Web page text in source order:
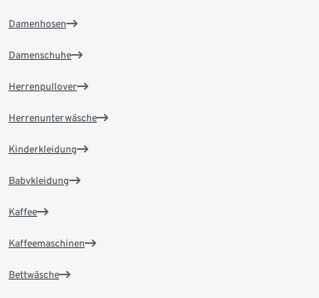
Damenhosen
Damenschuhe
Herrenpullover
Herrenunterwäsche
Kinderkleidung
Babykleidung
Kaffee
Kaffeemaschinen
Bettwäsche